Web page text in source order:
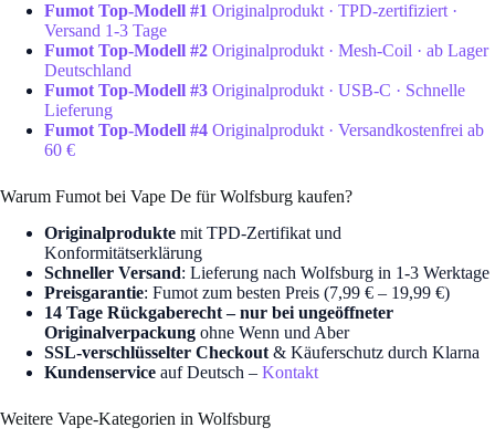
Fumot Top-Modell #1 Originalprodukt · TPD-zertifiziert ·
Versand 1-3 Tage
Fumot Top-Modell #2 Originalprodukt · Mesh-Coil · ab Lager
Deutschland
Fumot Top-Modell #3 Originalprodukt · USB-C · Schnelle
Lieferung
Fumot Top-Modell #4 Originalprodukt · Versandkostenfrei ab
60 €
Warum Fumot bei Vape De für Wolfsburg kaufen?
Originalprodukte mit TPD-Zertifikat und
Konformitätserklärung
Schneller Versand: Lieferung nach Wolfsburg in 1-3 Werktage
Preisgarantie: Fumot zum besten Preis (7,99 € – 19,99 €)
14 Tage Rückgaberecht – nur bei ungeöffneter
Originalverpackung ohne Wenn und Aber
SSL-verschlüsselter Checkout & Käuferschutz durch Klarna
Kundenservice auf Deutsch – Kontakt
Weitere Vape-Kategorien in Wolfsburg